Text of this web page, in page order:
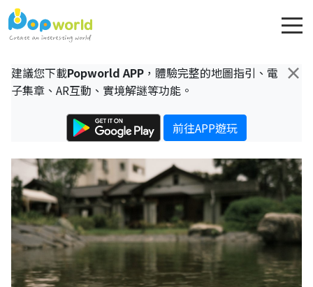
×
建議您下載Popworld APP ，體驗完整的地圖指引、電
子集章、AR互動、實境解謎等功能。
前往APP遊玩